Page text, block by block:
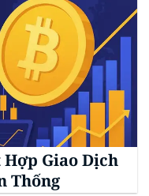
Giao Dịch
Thống